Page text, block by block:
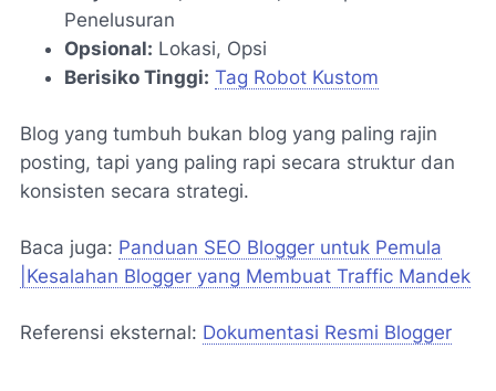
Penelusuran
Opsional: Lokasi, Opsi
Berisiko Tinggi: Tag Robot Kustom
Blog yang tumbuh bukan blog yang paling rajin
posting, tapi yang paling rapi secara struktur dan
konsisten secara strategi.
Baca juga: Panduan SEO Blogger untuk Pemula
|Kesalahan Blogger yang Membuat Traffic Mandek
Referensi eksternal: Dokumentasi Resmi Blogger